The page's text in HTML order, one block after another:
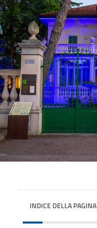
INDICE DELLA PAGINA